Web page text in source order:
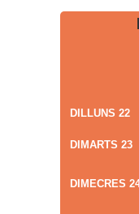
DILLUNS 22
DIMARTS 23
DIMECRES